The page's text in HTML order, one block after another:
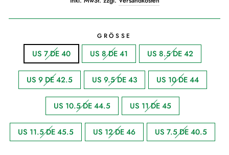
GRÖSSE
US 7 DE 40 US 8 DE 41 US 8.5 DE 42
US 9 DE 42.5 US 9.5 DE 43 US 10 DE 44
US 10.5 DE 44.5 US 11 DE 45
US 11.5 DE 45.5 US 12 DE 46 US 7.5 DE 40.5